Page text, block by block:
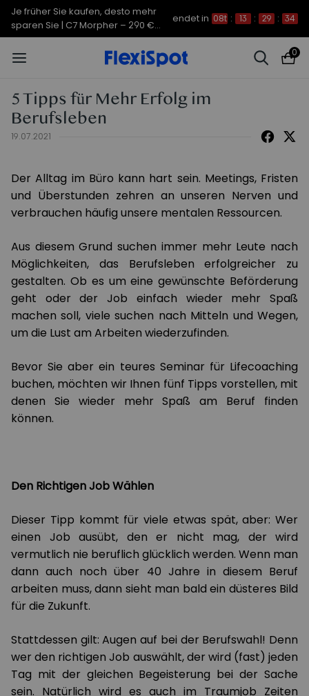
Je früher Sie kaufen, desto mehr
sparen Sie | C7 Morpher – 290 €
Rabatt
endet in 08t : 13 : 29 : 34
0
5 Tipps für Mehr Erfolg im
Berufsleben
19.07.2021
Der Alltag im Büro kann hart sein. Meetings, Fristen
und Überstunden zehren an unseren Nerven und
verbrauchen häufig unsere mentalen Ressourcen.
Aus diesem Grund suchen immer mehr Leute nach
Möglichkeiten, das Berufsleben erfolgreicher zu
gestalten. Ob es um eine gewünschte Beförderung
geht oder der Job einfach wieder mehr Spaß
machen soll, viele suchen nach Mitteln und Wegen,
um die Lust am Arbeiten wiederzufinden.
Bevor Sie aber ein teures Seminar für Lifecoaching
buchen, möchten wir Ihnen fünf Tipps vorstellen, mit
denen Sie wieder mehr Spaß am Beruf finden
können.
Den Richtigen Job Wählen
Dieser Tipp kommt für viele etwas spät, aber: Wer
einen Job ausübt, den er nicht mag, der wird
vermutlich nie beruflich glücklich werden. Wenn man
dann auch noch über 40 Jahre in diesem Beruf
arbeiten muss, dann sieht man bald ein düsteres Bild
für die Zukunft.
Stattdessen gilt: Augen auf bei der Berufswahl! Denn
wer den richtigen Job auswählt, der wird (fast) jeden
Tag mit der gleichen Begeisterung bei der Sache
sein. Natürlich wird es auch im Traumjob Zeiten